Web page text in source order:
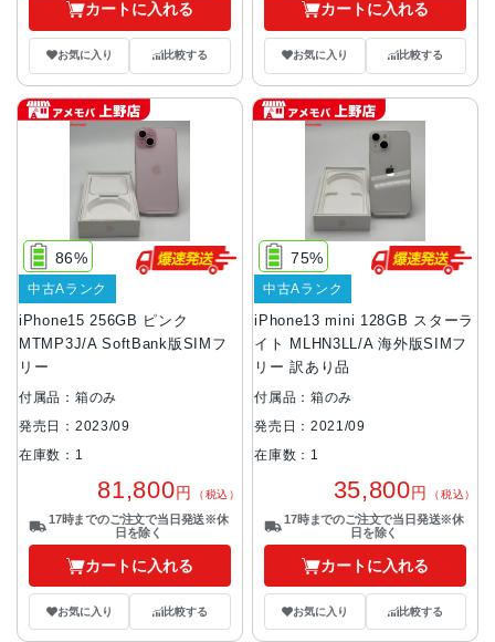
カートに入れる
お気に入り 比較する
カートに入れる
お気に入り 比較する
iPhone15 256GB ピンク
MTMP3J/A SoftBank版SIMフ
リー
86%
中古Aランク
付属品：箱のみ
発売日：2023/09
在庫数：1
81,800円 （税込）
17時までのご注文で当日発送※休
日を除く
カートに入れる
お気に入り 比較する
iPhone13 mini 128GB スターラ
イト MLHN3LL/A 海外版SIMフ
リー 訳あり品
75%
中古Aランク
付属品：箱のみ
発売日：2021/09
在庫数：1
35,800円 （税込）
17時までのご注文で当日発送※休
日を除く
カートに入れる
お気に入り 比較する